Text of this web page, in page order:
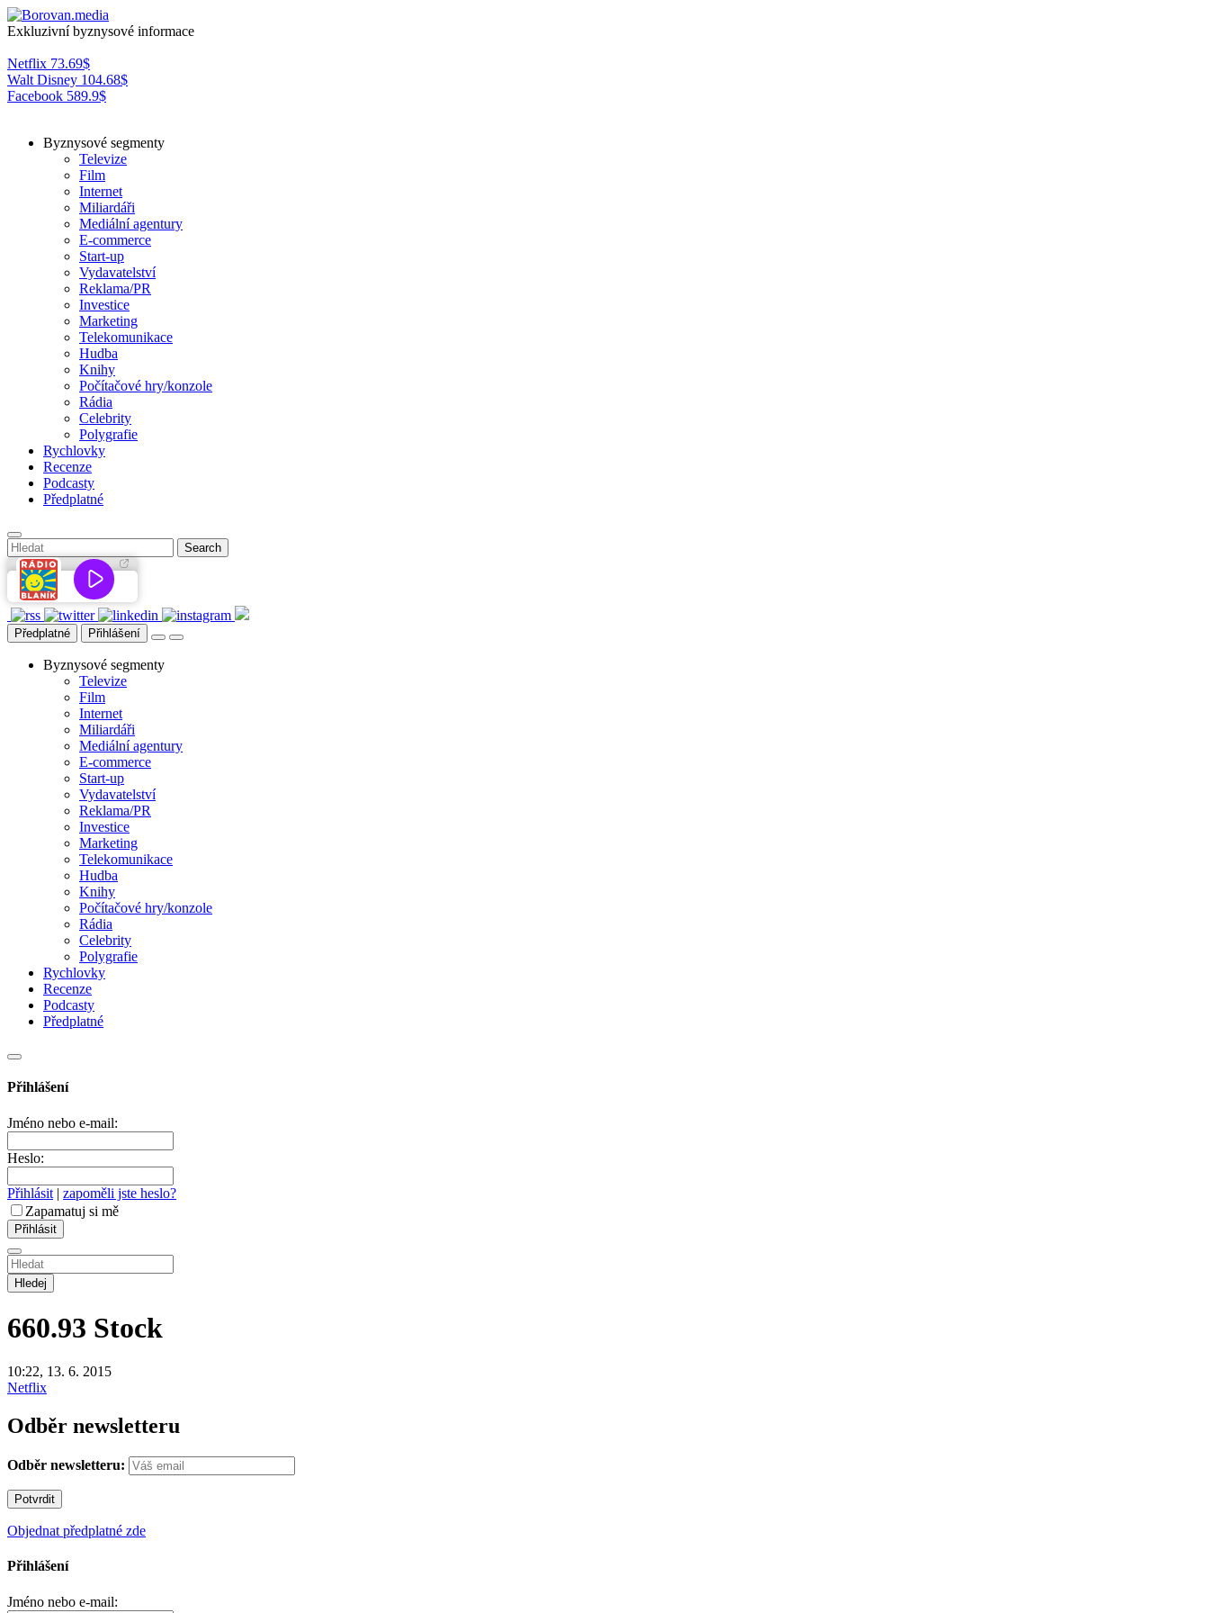
Exkluzivní byznysové informace
Netflix 73.69$
Walt Disney 104.68$
Facebook 589.9$
Byznysové segmenty
Televize
Film
Internet
Miliardáři
Mediální agentury
E-commerce
Start-up
Vydavatelství
Reklama/PR
Investice
Marketing
Telekomunikace
Hudba
Knihy
Počítačové hry/konzole
Rádia
Celebrity
Polygrafie
Rychlovky
Recenze
Podcasty
Předplatné
Předplatné Přihlášení
Byznysové segmenty
Televize
Film
Internet
Miliardáři
Mediální agentury
E-commerce
Start-up
Vydavatelství
Reklama/PR
Investice
Marketing
Telekomunikace
Hudba
Knihy
Počítačové hry/konzole
Rádia
Celebrity
Polygrafie
Rychlovky
Recenze
Podcasty
Předplatné
Přihlášení
Jméno nebo e-mail:
Heslo:
Přihlásit | zapoměli jste heslo?
Zapamatuj si mě
Hledej
660.93 Stock
10:22, 13. 6. 2015
Netflix
Odběr newsletteru
Odběr newsletteru:
Objednat předplatné zde
Přihlášení
Jméno nebo e-mail: